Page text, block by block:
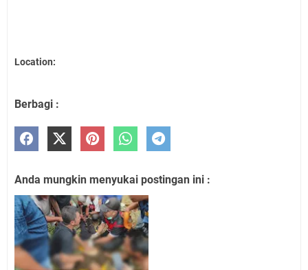
Location:
Berbagi :
Anda mungkin menyukai postingan ini :